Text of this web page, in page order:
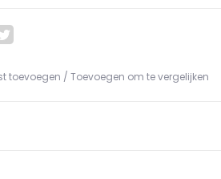
toevoegen / Toevoegen om te vergelijken